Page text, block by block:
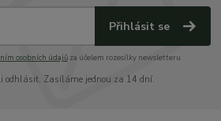
Přihlásit se
osobních údajůza účelem rozesílky newsletteru.
odhlásit. Zasíláme jednou za 14 dní.